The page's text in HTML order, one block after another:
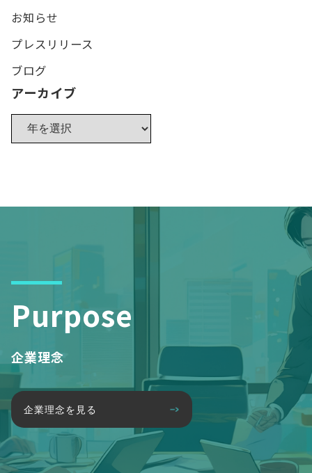
お知らせ
プレスリリース
ブログ
アーカイブ
Purpose
企業理念
企業理念を見る